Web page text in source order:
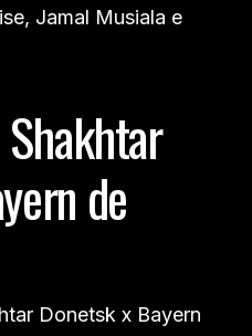
Jamal Musiala e
de
Donetsk x Bayern